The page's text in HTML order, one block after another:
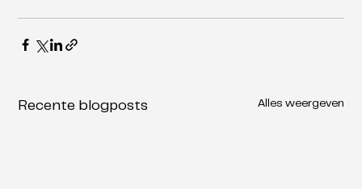
Recente blogposts Alles weergeven